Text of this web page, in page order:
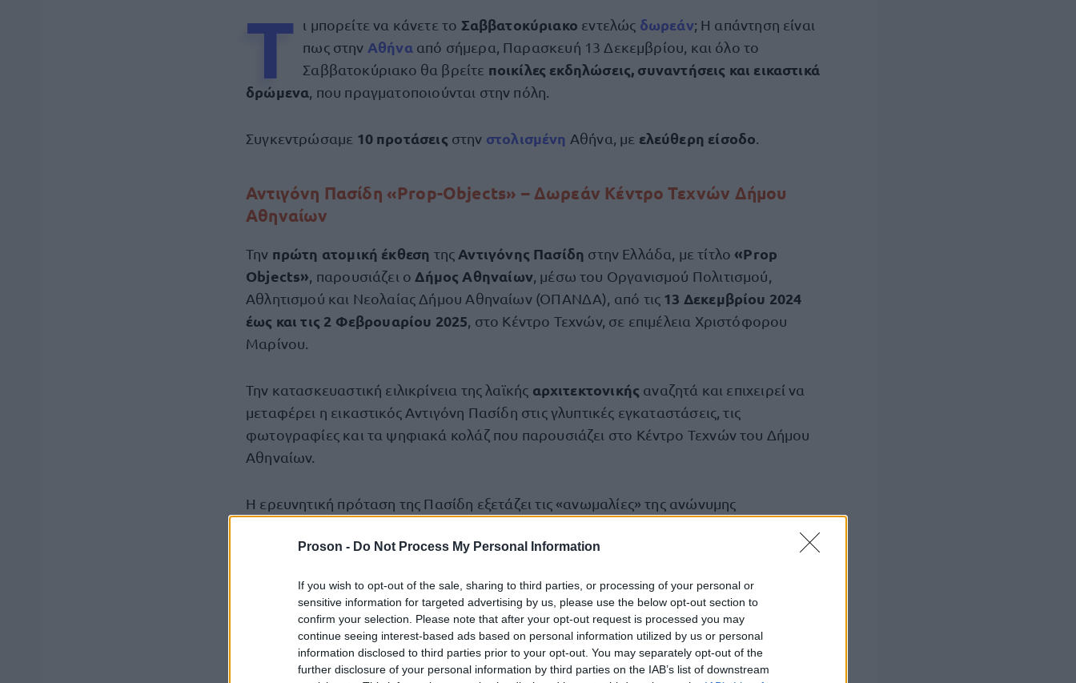
Proson - Do Not Process My Personal Information
If you wish to opt-out of the sale, sharing to third parties, or processing of your personal or
sensitive information for targeted advertising by us, please use the below opt-out section to
confirm your selection. Please note that after your opt-out request is processed you may
continue seeing interest-based ads based on personal information utilized by us or personal
information disclosed to third parties prior to your opt-out. You may separately opt-out of the
further disclosure of your personal information by third parties on the IAB’s list of downstream
Τ ι μπορείτε να κάνετε το Σαββατοκύριακο εντελώς δωρεάν; Η απάντηση είναι
πως στην Αθήνα από σήμερα, Παρασκευή 13 Δεκεμβρίου, και όλο το
Σαββατοκύριακο θα βρείτε ποικίλες εκδηλώσεις, συναντήσεις και εικαστικά
δρώμενα , που πραγματοποιούνται στην πόλη.
Συγκεντρώσαμε 10 προτάσεις στην στολισμένη Αθήνα, με ελεύθερη είσοδο
Αντιγόνη Πασίδη «Prop-Objects» – Δωρεάν Κέντρο Τεχνών Δήμου
Αθηναίων
Την πρώτη ατομική έκθεση της Αντιγόνης Πασίδη στην Ελλάδα, με τίτλο«Prop
Objects» , παρουσιάζει ο Δήμος Αθηναίων, μέσω του Οργανισμού Πολιτισμού,
Αθλητισμού και Νεολαίας Δήμου Αθηναίων (ΟΠΑΝΔΑ), από τις 13 Δεκεμβρίου 2024
έως και τις 2 Φεβρουαρίου 2025 , στο Κέντρο Τεχνών, σε επιμέλεια Χριστόφορου
Μαρίνου.
Την κατασκευαστική ειλικρίνεια της λαϊκής αρχιτεκτονικής αναζητά και επιχειρεί να
μεταφέρει η εικαστικός Αντιγόνη Πασίδη στις γλυπτικές εγκαταστάσεις, τις
φωτογραφίες και τα ψηφιακά κολάζ που παρουσιάζει στο Κέντρο Τεχνών του Δήμου
Αθηναίων.
Η ερευνητική πρόταση της Πασίδη εξετάζει τις «ανωμαλίες» της ανώνυμης
παρεκκλίνουν από τον κανόνα, με πιο χαρακτηριστικά παραδείγματα τα μαντριά και τις
κοινοβιακές κοινότητες, όπως εκείνη του Riverbed στην Ανδαλουσία, που
φωτογράφισε επανειλημμένα ο Ben Murphy.
Αυτές οι ευρηματικές παρεμβάσεις στο αστικό και φυσικό τοπίο αποδεικνύονται